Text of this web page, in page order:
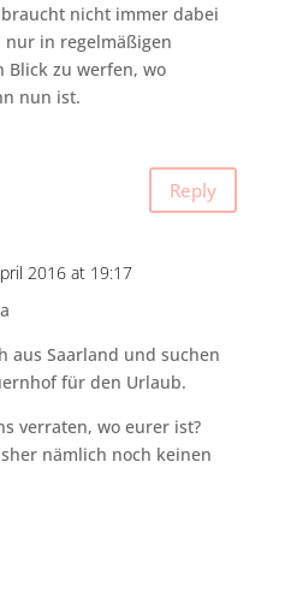
nicht immer dabei
nur in regelmäßigen
Blick zu werfen, wo
nun ist.
Reply
2016 at 19:17
aus Saarland und suchen
für den Urlaub.
verraten, wo eurer ist?
nämlich noch keinen